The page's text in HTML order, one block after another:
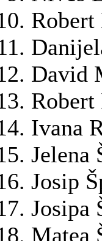
David
Robert
Ivana
Jelena
Josip
Josipa
Matea